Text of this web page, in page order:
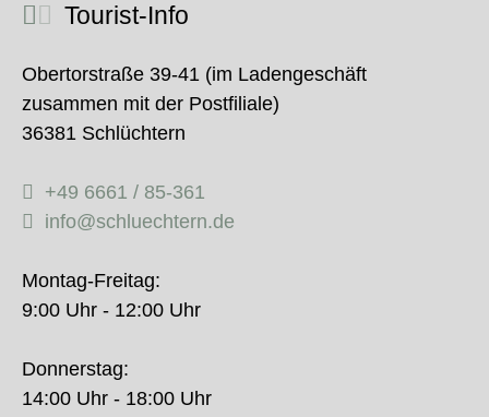
Tourist-Info
Obertorstraße 39-41 (im Ladengeschäft
zusammen mit der Postfiliale)
36381 Schlüchtern
+49 6661 / 85-361
info@schluechtern.de
Montag-Freitag:
9:00 Uhr - 12:00 Uhr
Donnerstag:
14:00 Uhr - 18:00 Uhr